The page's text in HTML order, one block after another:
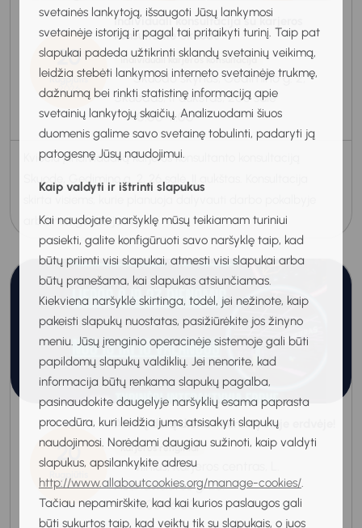
svetainės lankytoją, išsaugoti Jūsų lankymosi
svetainėje istoriją ir pagal tai pritaikyti turinį. Taip pat
slapukai padeda užtikrinti sklandų svetainių veikimą,
leidžia stebėti lankymosi interneto svetainėje trukmę,
dažnumą bei rinkti statistinę informaciją apie
svetainių lankytojų skaičių. Analizuodami šiuos
duomenis galime savo svetainę tobulinti, padaryti ją
patogesnę Jūsų naudojimui.
Kaip valdyti ir ištrinti slapukus
Kai naudojate naršyklę mūsų teikiamam turiniui
pasiekti, galite konfigūruoti savo naršyklę taip, kad
būtų priimti visi slapukai, atmesti visi slapukai arba
būtų pranešama, kai slapukas atsiunčiamas.
Kiekviena naršyklė skirtinga, todėl, jei nežinote, kaip
pakeisti slapukų nuostatas, pasižiūrėkite jos žinyno
meniu. Jūsų įrenginio operacinėje sistemoje gali būti
papildomų slapukų valdiklių. Jei nenorite, kad
informacija būtų renkama slapukų pagalba,
pasinaudokite daugelyje naršyklių esama paprasta
procedūra, kuri leidžia jums atsisakyti slapukų
naudojimosi. Norėdami daugiau sužinoti, kaip valdyti
slapukus, apsilankykite adresu
http://www.allaboutcookies.org/manage-cookies/.
Tačiau nepamirškite, kad kai kurios paslaugos gali
būti sukurtos taip, kad veiktų tik su slapukais, o juos
20
Rugpjūtis
2026
Individuali konsultacija su karjeros
konsultante Skuode
Individuali karjeros konsultacija
Skuodo skyrius, Gedimino g. 2,
Skuodas, II aukštas, 206 salė
10:00-11:00
Kviečiu į individualią karjeros konsultanto konsultaciją
Skuode, Gedimino g. 2, 26 salė, II aukštas. Konsultacija
arba nori geriau jam pas...
20
2026
Atvirų durų diena Interaktyvioje erdvėje!
Karjeros renginiai
Vilnius, Karjeros centras, L.
Asanavičiūtės g. 23.
13:00-16:00